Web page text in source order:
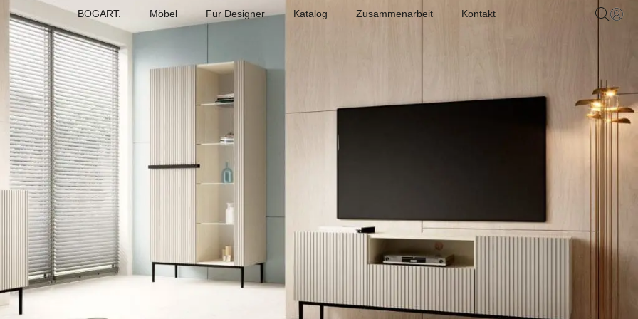
BOGART. Möbel Für Designer Katalog Zusammenarbeit Kontakt